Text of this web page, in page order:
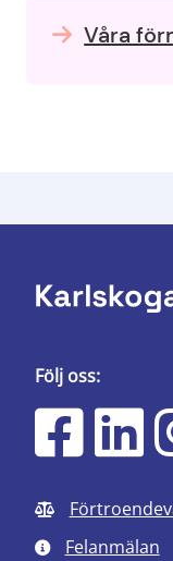
Våra
Följ oss:
Felanmälan